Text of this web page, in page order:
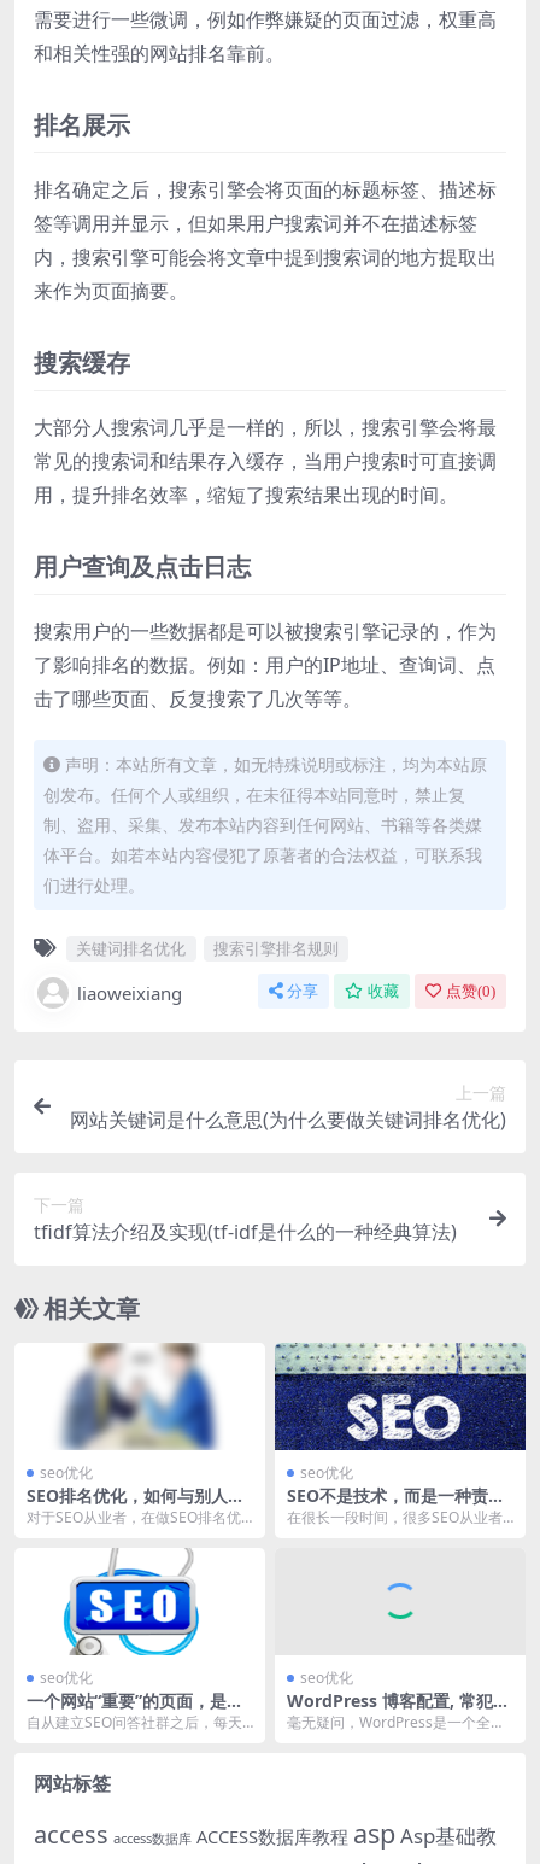
需要进行一些微调，例如作弊嫌疑的页面过滤，权重高
和相关性强的网站排名靠前。
排名展示
排名确定之后，搜索引擎会将页面的标题标签、描述标
签等调用并显示，但如果用户搜索词并不在描述标签
内，搜索引擎可能会将文章中提到搜索词的地方提取出
来作为页面摘要。
搜索缓存
大部分人搜索词几乎是一样的，所以，搜索引擎会将最
常见的搜索词和结果存入缓存，当用户搜索时可直接调
用，提升排名效率，缩短了搜索结果出现的时间。
用户查询及点击日志
搜索用户的一些数据都是可以被搜索引擎记录的，作为
了影响排名的数据。例如：用户的IP地址、查询词、点
击了哪些页面、反复搜索了几次等等。
声明：本站所有文章，如无特殊说明或标注，均为本站原
创发布。任何个人或组织，在未征得本站同意时，禁止复
制、盗用、采集、发布本站内容到任何网站、书籍等各类媒
体平台。如若本站内容侵犯了原著者的合法权益，可联系我
们进行处理。
关键词排名优化 搜索引擎排名规则
liaoweixiang 分享 收藏 点赞(0)
上一篇
网站关键词是什么意思(为什么要做关键词排名优化)
下一篇
tfidf算法介绍及实现(tf-idf是什么的一种经典算法)
相关文章
seo优化
SEO排名优化，如何与别人竞
争？
对于SEO从业者，在做SEO排名优
永远是一个相对值...
seo优化
SEO不是技术，而是一种责
任？
在很长一段时间，很多SEO从业者
seo优化
一个网站“重要”的页面，是如
何计算出来的？
自从建立SEO问答社群之后，每天
seo优化
WordPress 博客配置, 常犯的
几个错误!
毫无疑问，WordPress是一个全球
网站标签
access access数据库 ACCESS数据库教程 asp Asp基础教